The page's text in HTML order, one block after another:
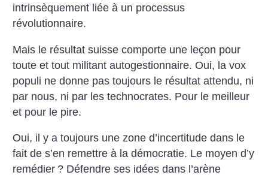
intrinsèquement liée à un processus
révolutionnaire.
Mais le résultat suisse comporte une leçon pour
toute et tout militant autogestionnaire. Oui, la vox
populi ne donne pas toujours le résultat attendu, ni
par nous, ni par les technocrates. Pour le meilleur
et pour le pire.
Oui, il y a toujours une zone d’incertitude dans le
fait de s’en remettre à la démocratie. Le moyen d’y
remédier ? Défendre ses idées dans l’arène